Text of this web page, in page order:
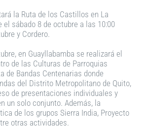
la Ruta de los Castillos en La
el sábado 8 de octubre a las 10:00
y Cordero.
en Guayllabamba se realizará el
de las Culturas de Parroquias
de Bandas Centenarias donde
del Distrito Metropolitano de Quito,
de presentaciones individuales y
un solo conjunto. Además, la
de los grupos Sierra India, Proyecto
otras actividades.